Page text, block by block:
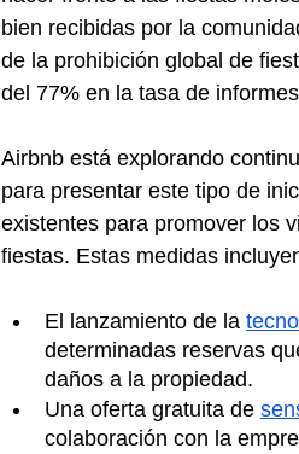
bien recibidas por la
de la prohibición global de
del 77% en la tasa de
Airbnb está explorando
para presentar este tipo de
existentes para promover los
fiestas. Estas medidas
El lanzamiento de la
determinadas reservas
daños a la propiedad.
Una oferta gratuita de
colaboración con la